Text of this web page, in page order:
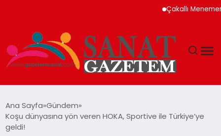
Çakallı Menemeni
TEKNOLOJI
Ana Sayfa Gündem
Koşu dünyasına yön veren HOKA, Sportive ile Türkiye’ye
geldi!